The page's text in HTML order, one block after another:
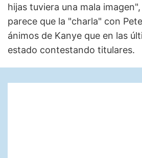
hijas tuviera una mala
parece que la "charla" con
ánimos de Kanye que en las
estado contestando titulares.